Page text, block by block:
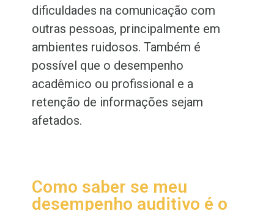
dificuldades na comunicação com
outras pessoas, principalmente em
ambientes ruidosos. Também é
possível que o desempenho
acadêmico ou profissional e a
retenção de informações sejam
afetados.
Como saber se meu
desempenho auditivo é o